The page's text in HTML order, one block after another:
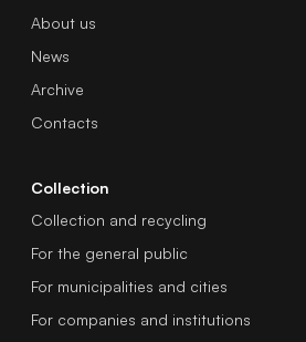
About us
News
Archive
Contacts
Collection
Collection and recycling
For the general public
For municipalities and cities
For companies and institutions